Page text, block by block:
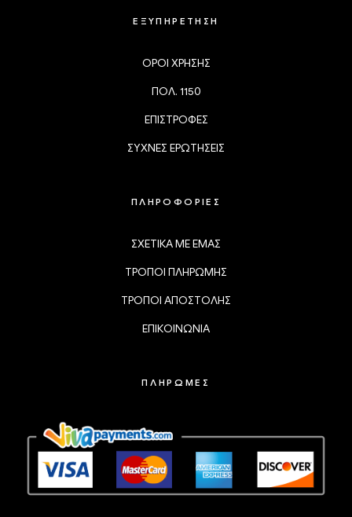
ΕΞΥΠΗΡΕΤΗΣΗ
ΟΡΟΙ ΧΡΗΣΗΣ
ΠΟΛ. 1150
ΕΠΙΣΤΡΟΦΕΣ
ΣΥΧΝΕΣ ΕΡΩΤΗΣΕΙΣ
ΠΛΗΡΟΦΟΡΙΕΣ
ΣΧΕΤΙΚΑ ΜΕ ΕΜΑΣ
ΤΡΟΠΟΙ ΠΛΗΡΩΜΗΣ
ΤΡΟΠΟΙ ΑΠΟΣΤΟΛΗΣ
ΕΠΙΚΟΙΝΩΝΙΑ
ΠΛΗΡΩΜΕΣ